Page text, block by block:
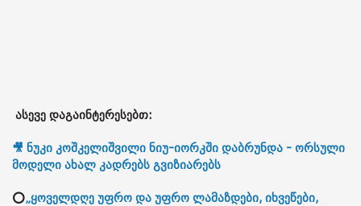
ასევე დაგაინტერესებთ:
🎥 ნუკი კოშკელიშვილი ნიუ-იორკში დაბრუნდა - ორსული
მოდელი ახალ კადრებს გვიზიარებს
⭕„ყოველდღე უფრო და უფრო ლამაზდები, იხვეწები,